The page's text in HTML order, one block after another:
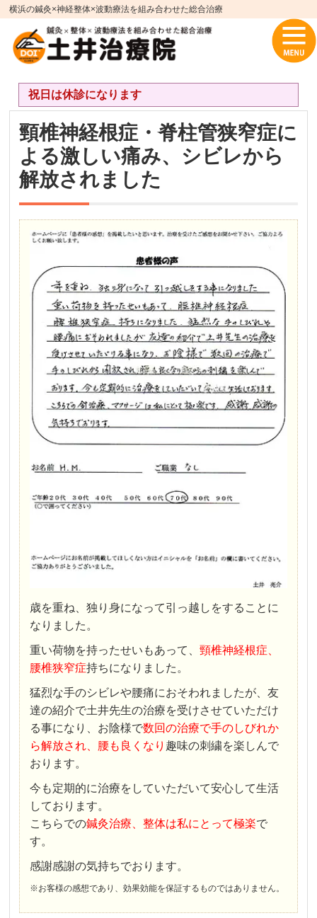
横浜の鍼灸×神経整体×波動療法を組み合わせた総合治療
祝日は休診になります
頸椎神経根症・脊柱管狭窄症に
よる激しい痛み、シビレから
解放されました
歳を重ね、独り身になって引っ越しをすることに
なりました。
重い荷物を持ったせいもあって、頸椎神経根症、
腰椎狭窄症持ちになりました。
猛烈な手のシビレや腰痛におそわれましたが、友
達の紹介で土井先生の治療を受けさせていただけ
る事になり、お陰様で数回の治療で手のしびれか
ら解放され、腰も良くなり 趣味の刺繍を楽しんで
おります。
今も定期的に治療をしていただいて安心して生活
しております。
こちらでの鍼灸治療、整体は私にとって極楽で
す。
感謝感謝の気持ちでおります。
※お客様の感想であり、効果効能を保証するものではありません。